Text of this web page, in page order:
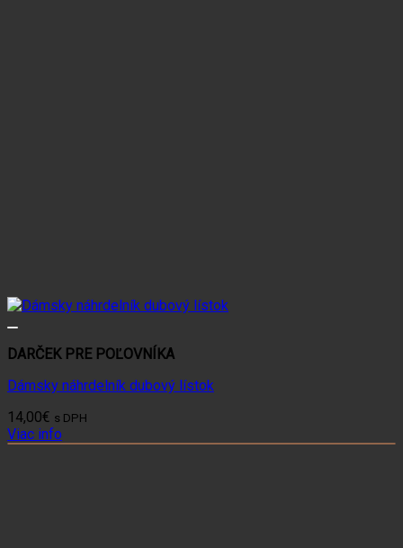
DARČEK PRE POĽOVNÍKA
Dámsky náhrdelník dubový lístok
14,00€ s DPH
Viac info